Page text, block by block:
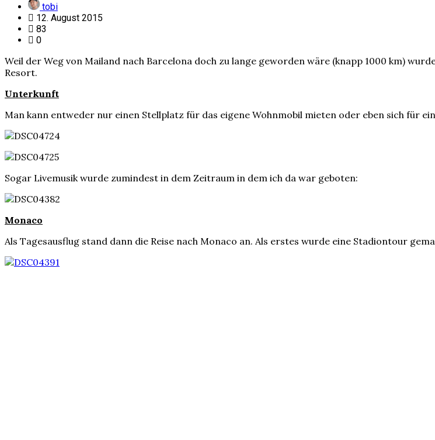
tobi
12. August 2015
83
0
Weil der Weg von Mailand nach Barcelona doch zu lange geworden wäre (knapp 1000 km)
Resort.
Unterkunft
Man kann entweder nur einen Stellplatz für das eigene Wohnmobil mieten oder eben sich für
Sogar Livemusik wurde zumindest in dem Zeitraum in dem ich da war geboten:
Monaco
Als Tagesausflug stand dann die Reise nach Monaco an. Als erstes wurde eine Stadiontour